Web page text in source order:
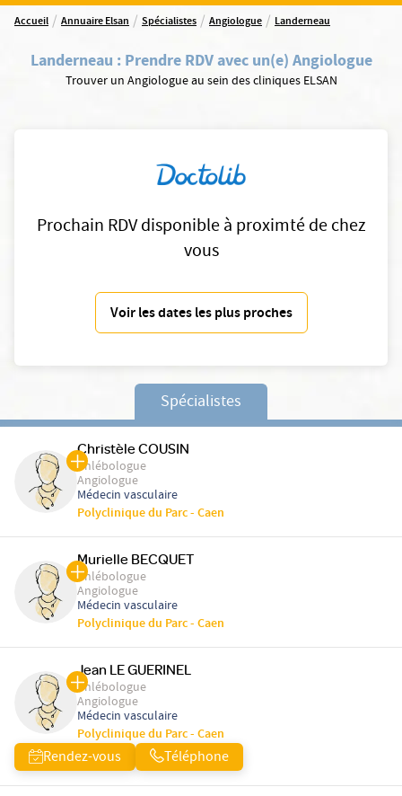
Accueil / Annuaire Elsan / Spécialistes / Angiologue / Landerneau
Landerneau : Prendre RDV avec un(e) Angiologue
Trouver un Angiologue au sein des cliniques ELSAN
Prochain RDV disponible à proximté de chez
vous
Voir les dates les plus proches
Spécialistes
Christèle COUSIN
Phlébologue
Angiologue
Médecin vasculaire
Polyclinique du Parc - Caen
Murielle BECQUET
Phlébologue
Angiologue
Médecin vasculaire
Polyclinique du Parc - Caen
Jean LE GUERINEL
Phlébologue
Angiologue
Médecin vasculaire
Polyclinique du Parc - Caen
Rendez-vous Téléphone